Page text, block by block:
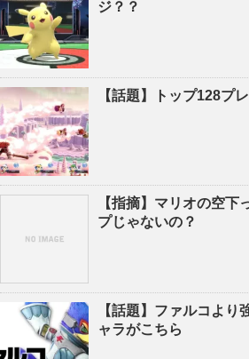
ジ？？
【話題】トップ128プ
【指摘】マリオの空下
プじゃないの？
【話題】ファルコより
ャラがこちら